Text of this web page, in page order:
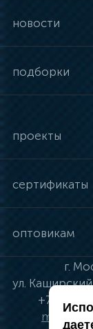
новости
подборки
проекты
сертификаты
оптовикам
г.
ул.
+7 (495)